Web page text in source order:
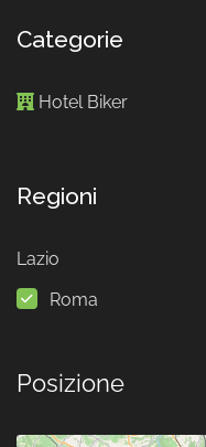
Categorie
Hotel Biker
Regioni
Lazio
Roma
Posizione